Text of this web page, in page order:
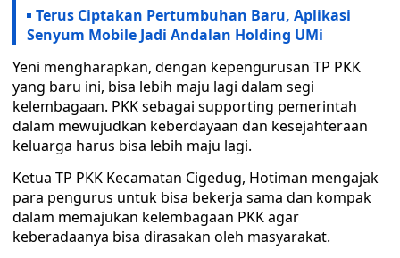
Terus Ciptakan Pertumbuhan Baru, Aplikasi
Senyum Mobile Jadi Andalan Holding UMi
Yeni mengharapkan, dengan kepengurusan TP PKK
yang baru ini, bisa lebih maju lagi dalam segi
kelembagaan. PKK sebagai supporting pemerintah
dalam mewujudkan keberdayaan dan kesejahteraan
keluarga harus bisa lebih maju lagi.
Ketua TP PKK Kecamatan Cigedug, Hotiman mengajak
para pengurus untuk bisa bekerja sama dan kompak
dalam memajukan kelembagaan PKK agar
keberadaanya bisa dirasakan oleh masyarakat.